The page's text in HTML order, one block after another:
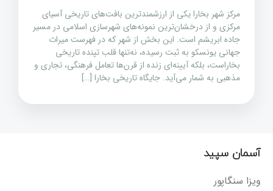
مرکز شهر بخارا یکی از ارزشمندترین بافت‌های تاریخی آسیای
مرکزی و از درخشان‌ترین نمونه‌های شهرسازی اسلامی در مسیر
جاده ابریشم است. این بخش از شهر که در فهرست میراث
جهانی یونسکو به ثبت رسیده، نه‌تنها قلب تپنده تاریخی
بخاراست، بلکه آیینه‌ای زنده از قرن‌ها تعامل فرهنگی، تجاری و
مذهبی به شمار می‌آید. جایگاه تاریخی بخارا […]
آسمان سپید
ویزا سنگاپور